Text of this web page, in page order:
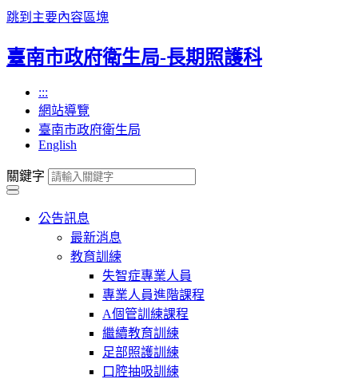
跳到主要內容區塊
臺南市政府衛生局-長期照護科
:::
網站導覽
臺南市政府衛生局
English
關鍵字
公告訊息
最新消息
教育訓練
失智症專業人員
專業人員進階課程
A個管訓練課程
繼續教育訓練
足部照護訓練
口腔抽吸訓練